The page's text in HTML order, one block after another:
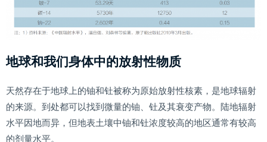
地球和我们身体中的放射性物质
天然存在于地球上的铀和钍被称为原始放射性核素，是地球辐射
的来源。到处都可以找到微量的铀、钍及其衰变产物。陆地辐射
水平因地而异，但地表土壤中铀和钍浓度较高的地区通常有较高
的剂量水平。